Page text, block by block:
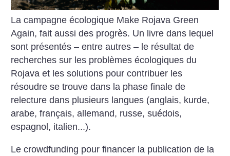
La campagne écologique Make Rojava Green
Again, fait aussi des progrès. Un livre dans lequel
sont présentés – entre autres – le résultat de
recherches sur les problèmes écologiques du
Rojava et les solutions pour contribuer les
résoudre se trouve dans la phase finale de
relecture dans plusieurs langues (anglais, kurde,
arabe, français, allemand, russe, suédois,
espagnol, italien...).
Le crowdfunding pour financer la publication de la